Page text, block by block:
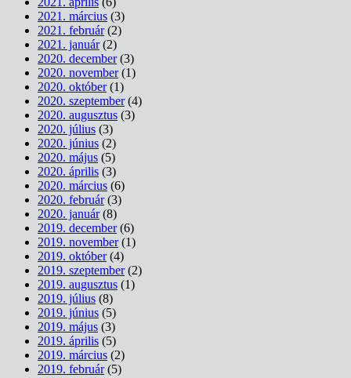
2021. március (3)
2021. február(2)
2021. január(2)
2020. december(3)
2020. november(1)
2020. október(1)
2020. szeptember(4)
2020. augusztus (3)
2020. július (3)
2020. június (2)
2020. május (5)
2020. április (3)
2020. március (6)
2020. február(3)
2020. január(8)
2019. december(6)
2019. november(1)
2019. október(4)
2019. szeptember(2)
2019. augusztus (1)
2019. július (8)
2019. június (5)
2019. május (3)
2019. április (5)
2019. március (2)
2019. február(5)